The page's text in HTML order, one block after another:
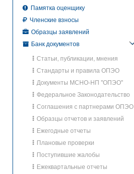
Памятка оценщику
Членские взносы
Образцы заявлений
Банк документов
Статьи, публикации, мнения
Стандарты и правила ОПЭО
Документы МСНО-НП "ОПЭО"
Федеральное Законодательство
Соглашения с партнерами ОПЭО
Образцы отчетов и заявлений
Ежегодные отчеты
Плановые проверки
Поступившие жалобы
Ежеквартальные отчеты